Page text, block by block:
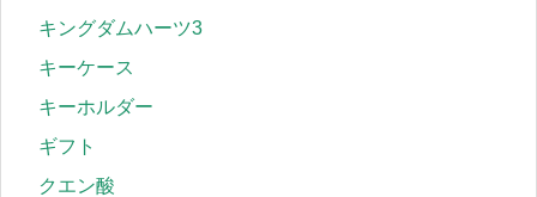
キングダムハーツ3
キーケース
キーホルダー
ギフト
クエン酸